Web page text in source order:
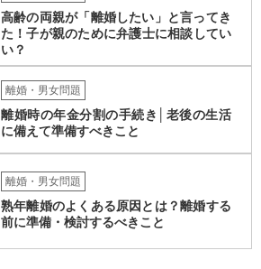
高齢の両親が「離婚したい」と言ってき
た！子が親のために弁護士に相談してい
い？
離婚・男女問題
離婚時の年金分割の手続き│老後の生活
に備えて準備すべきこと
離婚・男女問題
熟年離婚のよくある原因とは？離婚する
前に準備・検討するべきこと